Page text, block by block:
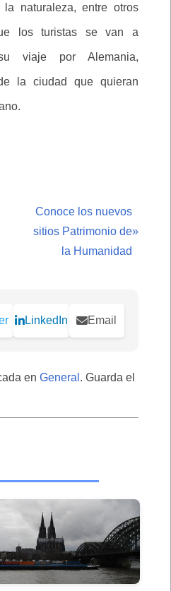
naturaleza, entre otros
los turistas se van a
viaje por Alemania,
la ciudad que quieran
Conoce los nuevos
sitios Patrimonio de
la Humanidad
»
LinkedIn Email
en General . Guarda el